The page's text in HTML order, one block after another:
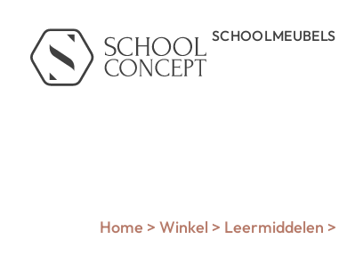
SCHOOLMEUBELS
Home > Winkel > Leermiddelen >